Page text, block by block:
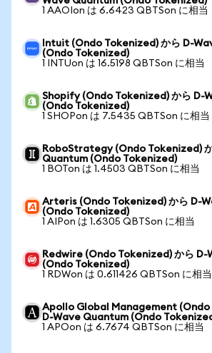
1 AAOIon は 6.6423 QBTSon に相当
Intuit (Ondo Tokenized) から D-
(Ondo Tokenized)
1 INTUon は 16.5198 QBTSon に相当
Shopify (Ondo Tokenized) から D-
(Ondo Tokenized)
1 SHOPon は 7.5435 QBTSon に相当
RoboStrategy (Ondo Tokenized)
Quantum (Ondo Tokenized)
1 BOTon は 1.4503 QBTSon に相当
Arteris (Ondo Tokenized) から D-
(Ondo Tokenized)
1 AIPon は 1.6305 QBTSon に相当
Redwire (Ondo Tokenized) から
(Ondo Tokenized)
1 RDWon は 0.611426 QBTSon に相当
Apollo Global Management (Ondo
D-Wave Quantum (Ondo
1 APOon は 6.7674 QBTSon に相当